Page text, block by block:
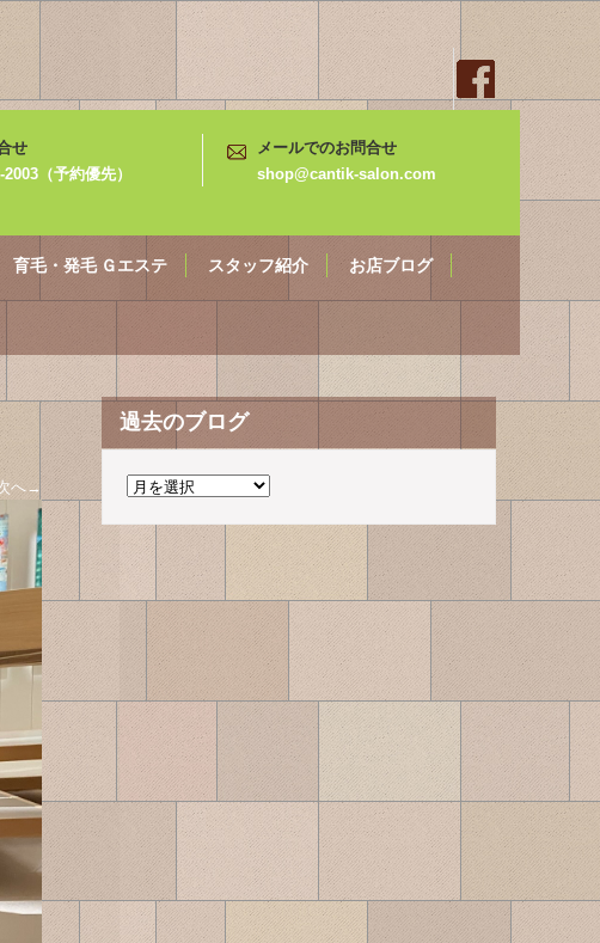
せ
（予約優先）
メールでのお問合せ
shop@cantik-salon.com
育毛・発毛 Ｇエステ スタッフ紹介 お店ブログ
へ→
過去のブログ
過
ブ
ロ
グ